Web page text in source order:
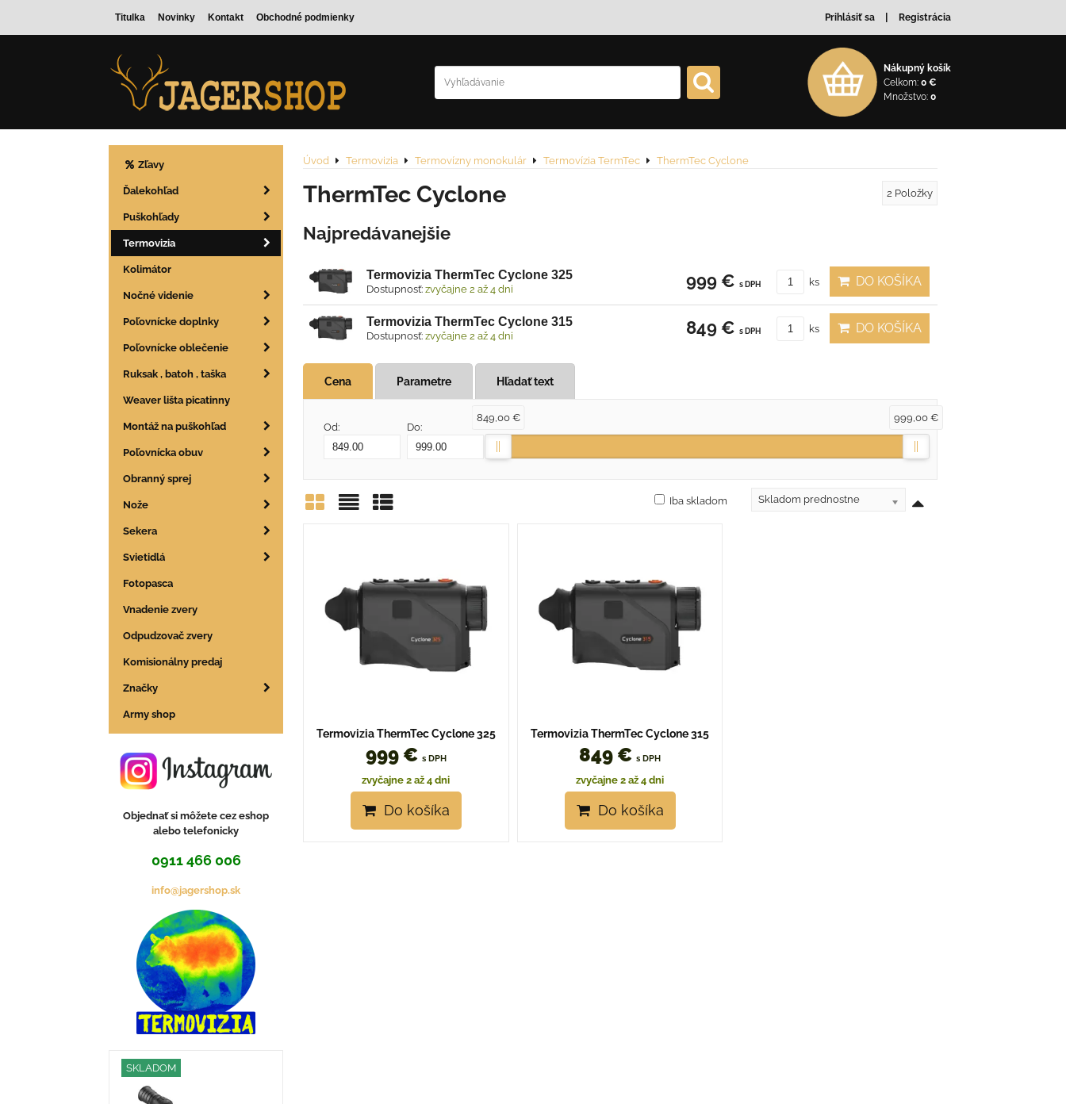
Titulka Novinky Kontakt Obchodné podmienky Prihlásiť sa Registrácia
Nákupný košík
Celkom: 0 €
Množstvo: 0
Úvod Termovizia Termovízny monokulár Termovízia TermTec ThermTec Cyclone
ThermTec Cyclone 2 Položky
Najpredávanejšie
Termovizia ThermTec Cyclone 325
Dostupnosť: zvyčajne 2 až 4 dni 999 € s DPH ks DO KOŠÍKA
Termovizia ThermTec Cyclone 315
Dostupnosť: zvyčajne 2 až 4 dni 849 € s DPH ks DO KOŠÍKA
Cena Parametre Hľadať text
Od: Do:
849,00 € 999,00 €
Skladom prednostne
Iba skladom
Termovizia ThermTec Cyclone 325
999 € s DPH
zvyčajne 2 až 4 dni
Do košíka
Termovizia ThermTec Cyclone 315
849 €s DPH
zvyčajne 2 až 4 dni
Do košíka
Zľavy
Ďalekohľad
Puškohľady
Termovizia
Kolimátor
Nočné videnie
Poľovnícke doplnky
Poľovnícke oblečenie
Ruksak , batoh , taška
Weaver lišta picatinny
Montáž na puškohľad
Poľovnícka obuv
Obranný sprej
Nože
Sekera
Svietidlá
Fotopasca
Vnadenie zvery
Odpudzovač zvery
Komisionálny predaj
Značky
Army shop
Objednať si môžete cez eshop
alebo telefonicky
0911 466 006
info@jagershop.sk
SKLADOM